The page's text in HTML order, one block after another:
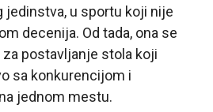
jedinstva, u sportu koji nije
decenija. Od tada, ona se
za postavljanje stola koji
sa konkurencijom i
jednom mestu.